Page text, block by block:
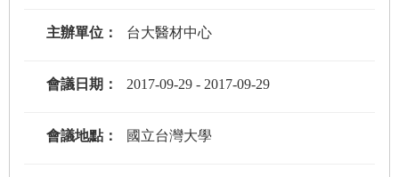
主辦單位： 台大醫材中心
會議日期： 2017-09-29 -2017-09-29
會議地點： 國立台灣大學